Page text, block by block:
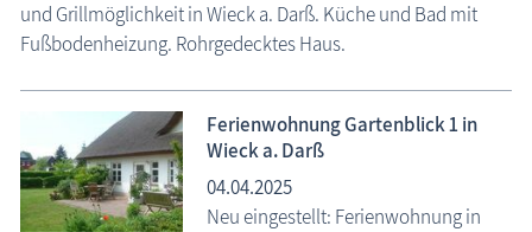
und Grillmöglichkeit in Wieck a. Darß. Küche und Bad mit
Fußbodenheizung. Rohrgedecktes Haus.
Ferienwohnung Gartenblick 1 in
Wieck a. Darß
04.04.2025
Neu eingestellt: Ferienwohnung in